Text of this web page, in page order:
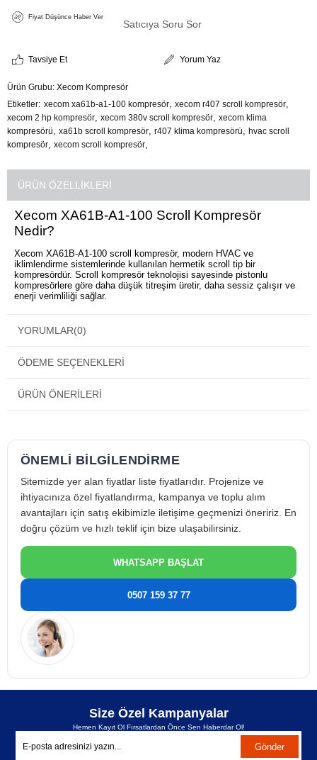
Fiyat Düşünce Haber Ver
Satıcıya Soru Sor
Tavsiye Et Yorum Yaz
Ürün Grubu: Xecom Kompresör
Etiketler xecom xa61b-a1-100 kompresör, xecom r407 scroll kompresör,
xecom 2 hp kompresör, xecom 380v scroll kompresör, xecom klima
kompresörü, xa61b scroll kompresör, r407 klima kompresörü, hvac scroll
kompresör, xecom scroll kompresör,
ÜRÜN ÖZELLIKLERI
Xecom XA61B-A1-100 Scroll Kompresör
Nedir?
Xecom XA61B-A1-100 scroll kompresör, modern HVAC ve
iklimlendirme sistemlerinde kullanılan hermetik scroll tip bir
kompresördür. Scroll kompresör teknolojisi sayesinde pistonlu
kompresörlere göre daha düşük titreşim üretir, daha sessiz çalışır ve
enerji verimliliği sağlar.
özellikle ticari klima cihazları, rooftop sistemler ve orta kapasiteli
HVAC uygulamalarında tercih edilir.
Xecom XA61B-A1-100 Kompresörün Öne
Scroll Kompresör Teknolojisi
yüksek enerji verimliliği
stabil kompresyon performansı
uzun servis ömrü
düşük bakım ihtiyacı
Scroll kompresörler, sürekli akışlı kompresyon prensibi sayesinde
sistem performansını artıran modern HVAC kompresör teknolojileri
Xecom XA61B-A1-100 Kompresör Kullanım
Alanları
Xecom XA61B-A1-100 R407 scroll kompresör, klima ve HVAC
sistemlerinde geniş kullanım alanına sahiptir.
Klima Sistemleri
rooftop klima cihazları
YORUMLAR(0)
ÖDEME SEÇENEKLERI
ÜRÜN ÖNERILERI
ÖNEMLİ BİLGİLENDİRME
Sitemizde yer alan fiyatlar liste fiyatlarıdır. Projenize ve
ihtiyacınıza özel fiyatlandırma, kampanya ve toplu alım
avantajları için satış ekibimizle iletişime geçmenizi öneririz. En
doğru çözüm ve hızlı teklif için bize ulaşabilirsiniz.
WHATSAPP BAŞLAT
0507 159 37 77
Size Özel Kampanyalar
Hemen Kayıt Ol Fırsatlardan Önce Sen Haberdar Ol!
Gönder